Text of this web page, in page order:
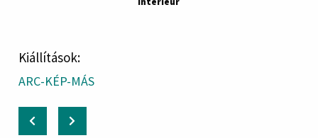
Kiállítások:
ARC-KÉP-MÁS